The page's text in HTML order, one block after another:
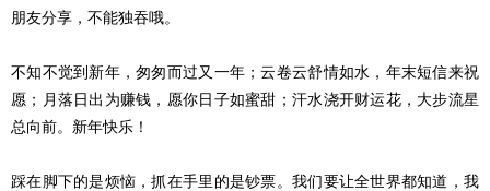
朋友分享，不能独吞哦。
不知不觉到新年，匆匆而过又一年；云卷云舒情如水，年末短信来祝
愿；月落日出为赚钱，愿你日子如蜜甜；汗水浇开财运花，大步流星
总向前。新年快乐！
踩在脚下的是烦恼，抓在手里的是钞票。我们要让全世界都知道，我